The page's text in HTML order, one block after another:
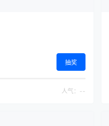
抽奖
人气： --